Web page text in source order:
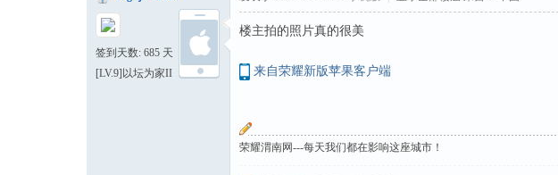
签到天数: 685 天
[LV.9]以坛为家II
楼主拍的照片真的很美
来自荣耀新版苹果客户端
荣耀渭南网---每天我们都在影响这座城市！